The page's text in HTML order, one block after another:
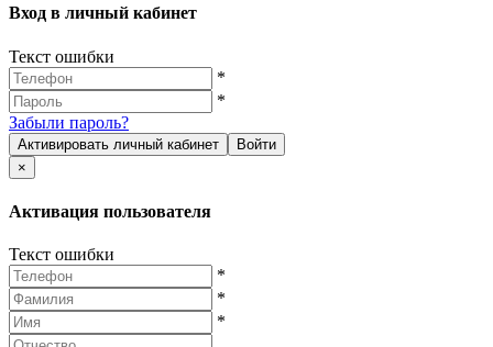
Вход в личный кабинет
Текст ошибки
*
*
Забыли пароль?
Активировать личный кабинет
Войти
×
Активация пользователя
Текст ошибки
*
*
*